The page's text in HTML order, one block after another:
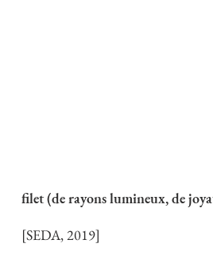
filet (de rayons lumineux, de
[SEDA, 2019]